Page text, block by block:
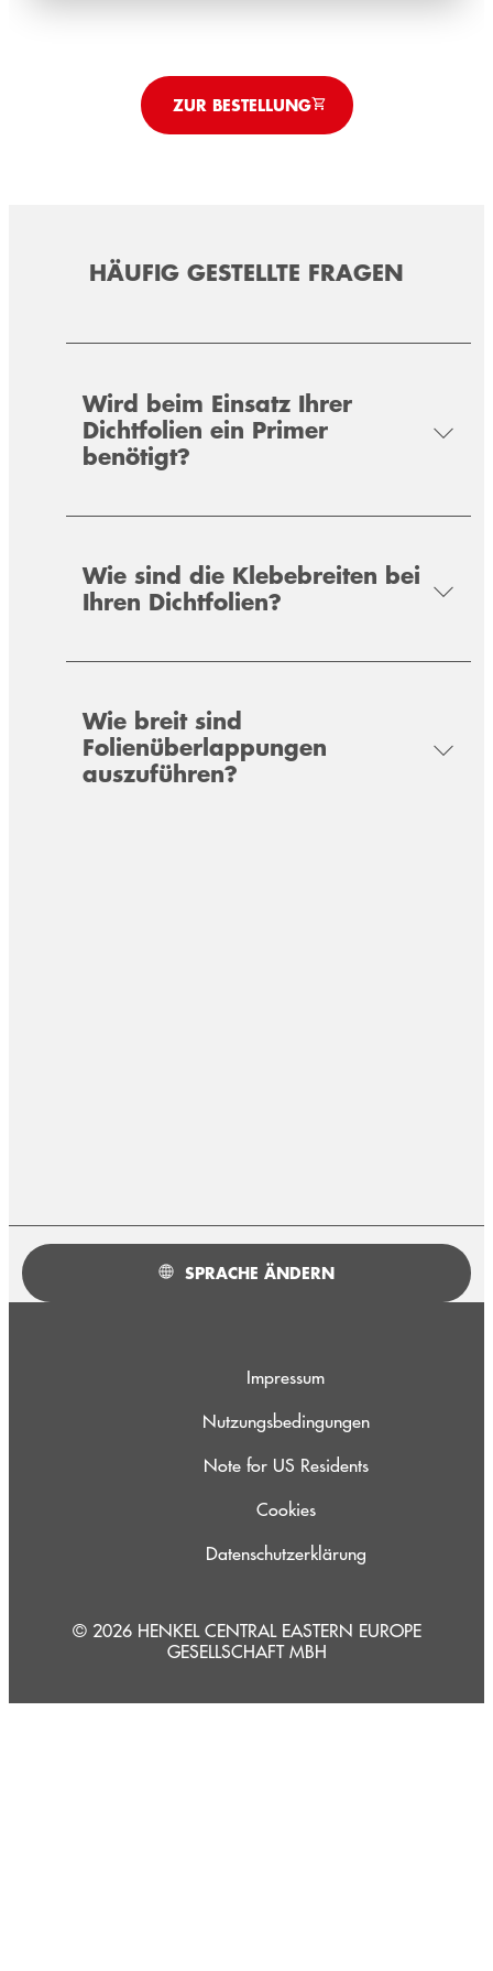
Spezialpolymer zur universellen Verklebung
von Dichtfoliensystemen in den Bereichen
ZUR BESTELLUNG
HÄUFIG GESTELLTE FRAGEN
Wird beim Einsatz Ihrer
Dichtfolien ein Primer
benötigt?
Wie sind die Klebebreiten bei
Ihren Dichtfolien?
Wie breit sind
Folienüberlappungen
auszuführen?
SPRACHE ÄNDERN
Impressum
Nutzungsbedingungen
Note for US Residents
Cookies
Datenschutzerklärung
© 2026 HENKEL CENTRAL EASTERN EUROPE
GESELLSCHAFT MBH